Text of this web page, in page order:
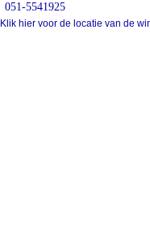
051-5541925
Klik hier voor de locatie van de